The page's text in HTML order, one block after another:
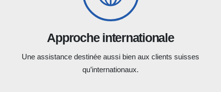
Approche internationale
Une assistance destinée aussi bien aux clients suisses
qu’internationaux.